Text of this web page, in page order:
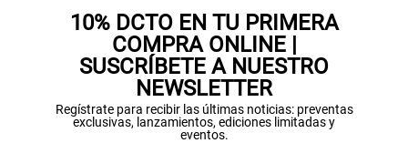
10% DCTO EN TU PRIMERA
COMPRA ONLINE |
SUSCRÍBETE A NUESTRO
NEWSLETTER
Regístrate para recibir las últimas noticias: preventas
exclusivas, lanzamientos, ediciones limitadas y
eventos.